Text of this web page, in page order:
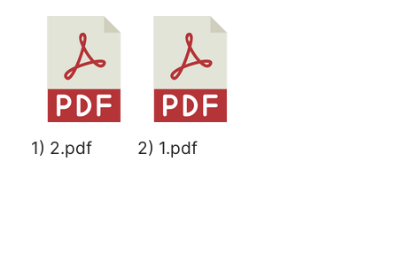
1) 2.pdf 2) 1.pdf